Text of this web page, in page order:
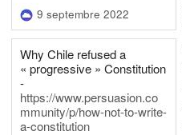
9 septembre 2022
Why Chile refused a
« progressive » Constitution
-
https://www.persuasion.co
mmunity/p/how-not-to-write-
a-constitution